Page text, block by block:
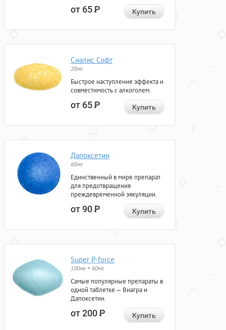
от 65Р Купить
Сиалис Софт
20мг
Быстрое наступление эффекта и
совместимость с алкоголем.
от 65Р Купить
Дапоксетин
60мг
Единственный в мире препарат
для предотвращения
преждевременной эякуляции.
от 90Р Купить
Super P-force
100мг + 60мг
Самые популярные препараты в
одной таблетке — Виагра и
Дапоксетин.
от 200Р Купить